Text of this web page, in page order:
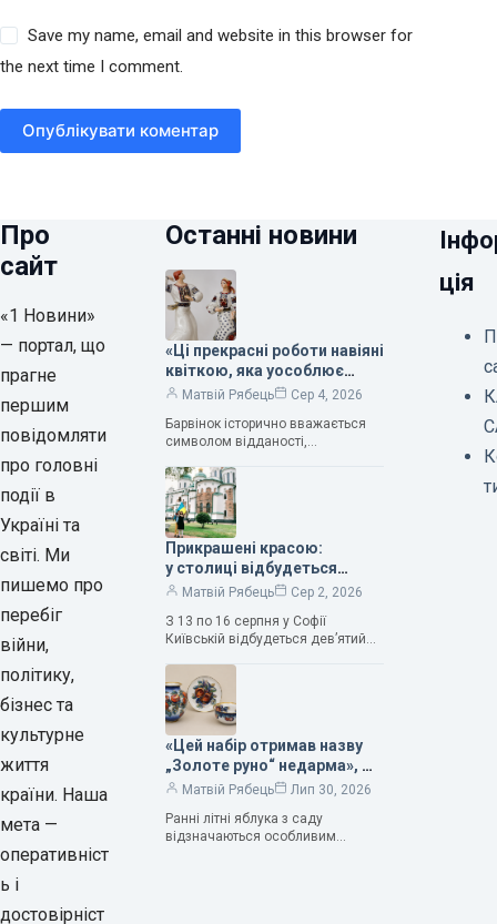
Save my name, email and website in this browser for
the next time I comment.
Опублікувати коментар
Про
сайт
«1 Новини»
— портал, що
прагне
першим
повідомляти
про головні
події в
Україні та
світі. Ми
пишемо про
перебіг
війни,
політику,
бізнес та
культурне
життя
країни. Наша
мета —
оперативніст
ь і
достовірніст
Останні новини
«Ці прекрасні роботи навіяні
квіткою, яка уособлює
нескінченне кохання», —
Людмила Карпінська-
Романюк
Матвій Рябець
Сер 4, 2026
Барвінок історично вважається
символом відданості,
та тривалого подружнього союзу.
Саме тому ця рослина надихала і
продовжує надихати митців на
Прикрашені красою:
у столиці відбудеться
дев’ятий фестиваль
Матвій Рябець
Сер 2, 2026
З 13 по 16 серпня у Софії
Київській відбудеться дев’ятий
мистецтв Bouquet Kyiv Stage. Ця
подія традиційно…
«Цей набір отримав назву
„Золоте руно“ недарма», —
колекціонерка Людмила
Матвій Рябець
Лип 30, 2026
Ранні літні яблука з саду
відзначаються особливим
ція